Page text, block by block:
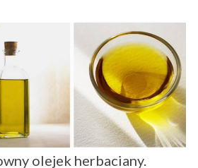
olejek herbaciany.